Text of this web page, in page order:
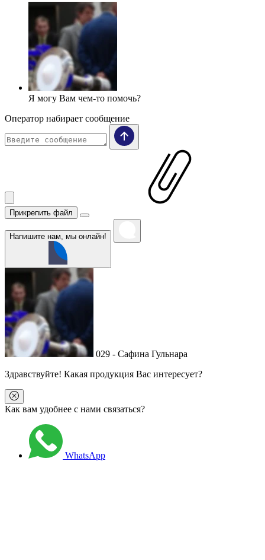
Я могу Вам чем-то помочь?
Оператор набирает сообщение
Прикрепить файл
Напишите нам, мы онлайн!
029 - Сафина Гульнара
Здравствуйте! Какая продукция Вас интересует?
Как вам удобнее с нами связаться?
WhatsApp